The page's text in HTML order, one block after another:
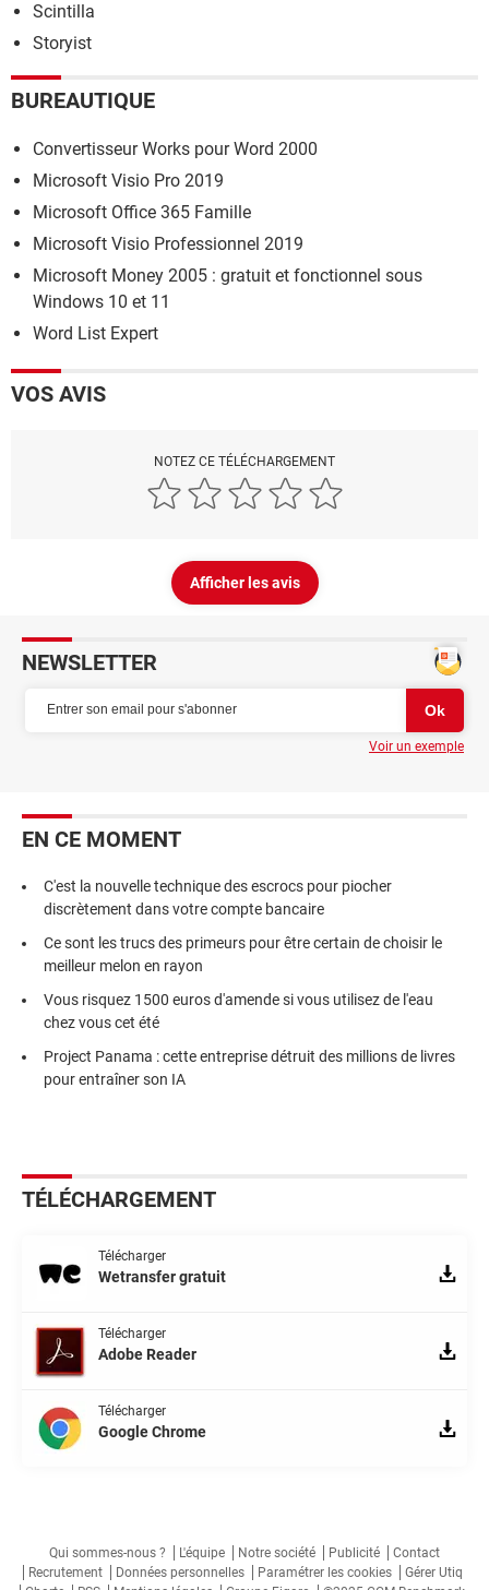
Scintilla
Storyist
BUREAUTIQUE
Convertisseur Works pour Word 2000
Microsoft Visio Pro 2019
Microsoft Office 365 Famille
Microsoft Visio Professionnel 2019
Microsoft Money 2005 : gratuit et fonctionnel sous
Windows 10 et 11
Word List Expert
VOS AVIS
NOTEZ CE TÉLÉCHARGEMENT
Afficher les avis
NEWSLETTER
Voir un exemple
EN CE MOMENT
C'est la nouvelle technique des escrocs pour piocher
discrètement dans votre compte bancaire
Ce sont les trucs des primeurs pour être certain de choisir le
meilleur melon en rayon
Vous risquez 1500 euros d'amende si vous utilisez de l'eau
chez vous cet été
Project Panama : cette entreprise détruit des millions de livres
pour entraîner son IA
TÉLÉCHARGEMENT
Télécharger
Wetransfer gratuit
Télécharger
Adobe Reader
Télécharger
Google Chrome
Qui sommes-nous ? L'équipe Notre société Publicité
Contact
Recrutement
Données personnelles Paramétrer les cookies
Gérer Utiq